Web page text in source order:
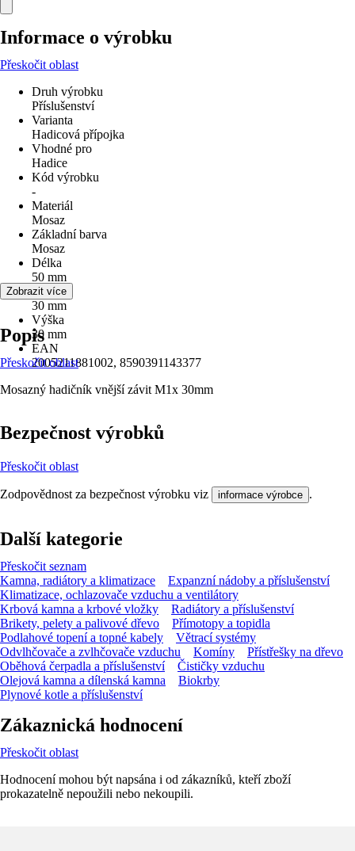
Informace o výrobku
Přeskočit oblast
Druh výrobku
Příslušenství
Varianta
Hadicová přípojka
Vhodné pro
Hadice
Kód výrobku
-
Materiál
Mosaz
Základní barva
Mosaz
Délka
50 mm
Šířka
30 mm
Výška
30 mm
EAN
2005211881002, 8590391143377
Zobrazit více
Popis
Přeskočit oblast
Mosazný hadičník vnější závit M1x 30mm
Bezpečnost výrobků
Přeskočit oblast
Zodpovědnost za bezpečnost výrobku viz informace výrobce .
Další kategorie
Přeskočit seznam
Kamna, radiátory a klimatizace
Expanzní nádoby a příslušenství
Klimatizace, ochlazovače vzduchu a ventilátory
Krbová kamna a krbové vložky
Radiátory a příslušenství
Brikety, pelety a palivové dřevo
Přímotopy a topidla
Podlahové topení a topné kabely
Větrací systémy
Odvlhčovače a zvlhčovače vzduchu
Komíny
Přístřešky na dřevo
Oběhová čerpadla a příslušenství
Čističky vzduchu
Olejová kamna a dílenská kamna
Biokrby
Plynové kotle a příslušenství
Zákaznická hodnocení
Přeskočit oblast
Hodnocení mohou být napsána i od zákazníků, kteří zboží
prokazatelně nepoužili nebo nekoupili.